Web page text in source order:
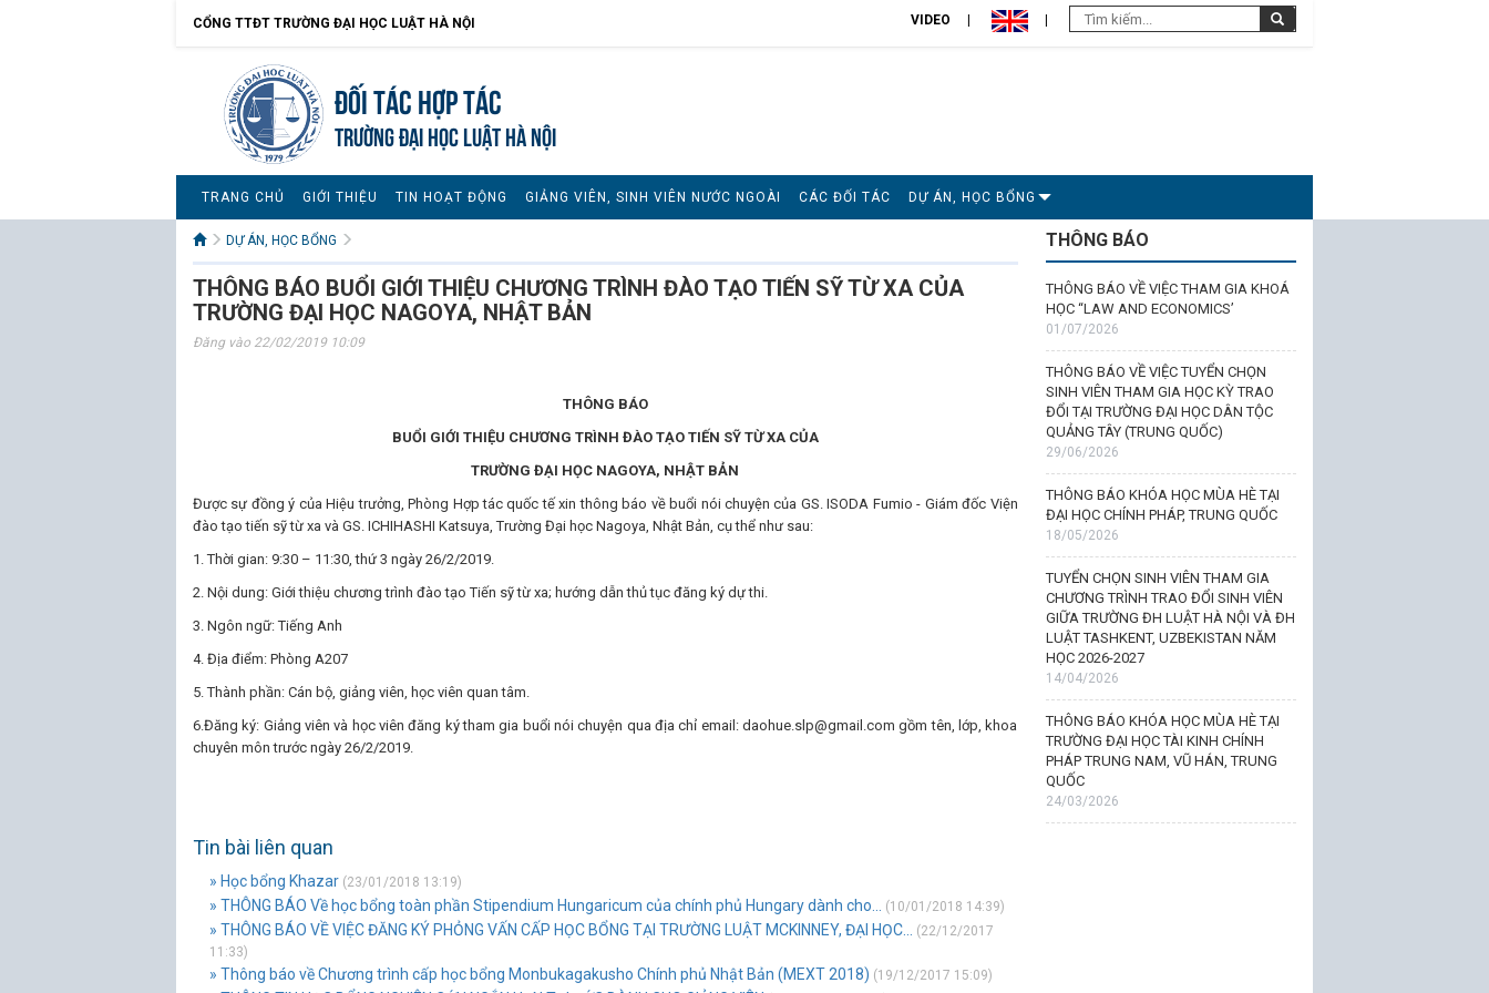
CỔNG TTĐT TRƯỜNG ĐẠI HỌC LUẬT HÀ NỘI VIDEO
Đối tác hợp tác
TRƯỜNG ĐẠI HỌC LUẬT HÀ NỘI
TRANG CHỦ GIỚI THIỆU TIN HOẠT ĐỘNG GIẢNG VIÊN, SINH VIÊN NƯỚC NGOÀI CÁC ĐỐI TÁC DỰ ÁN, HỌC BỔNG
DỰ ÁN, HỌC BỔNG
THÔNG BÁO BUỔI GIỚI THIỆU CHƯƠNG TRÌNH ĐÀO TẠO TIẾN SỸ TỪ XA CỦA
TRƯỜNG ĐẠI HỌC NAGOYA, NHẬT BẢN
Đăng vào 22/02/2019 10:09
THÔNG BÁO
BUỔI GIỚI THIỆU CHƯƠNG TRÌNH ĐÀO TẠO TIẾN SỸ TỪ XA CỦA
TRƯỜNG ĐẠI HỌC NAGOYA, NHẬT BẢN
Được sự đồng ý của Hiệu trưởng, Phòng Hợp tác quốc tế xin thông báo về buổi nói chuyện của GS. ISODA Fumio - Giám đốc Viện
đào tạo tiến sỹ từ xa và GS. ICHIHASHI Katsuya, Trường Đại học Nagoya, Nhật Bản, cụ thể như sau:
1. Thời gian: 9:30 – 11:30, thứ 3 ngày 26/2/2019.
2. Nội dung: Giới thiệu chương trình đào tạo Tiến sỹ từ xa; hướng dẫn thủ tục đăng ký dự thi.
3. Ngôn ngữ: Tiếng Anh
4. Địa điểm: Phòng A207
5. Thành phần: Cán bộ, giảng viên, học viên quan tâm.
6.Đăng ký: Giảng viên và học viên đăng ký tham gia buổi nói chuyện qua địa chỉ email: daohue.slp@gmail.com gồm tên, lớp, khoa
chuyên môn trước ngày 26/2/2019.
Tin bài liên quan
» Học bổng Khazar (23/01/2018 13:19)
» THÔNG BÁO Về học bổng toàn phần Stipendium Hungaricum của chính phủ Hungary dành cho... (10/01/2018 14:39)
» THÔNG BÁO VỀ VIỆC ĐĂNG KÝ PHỎNG VẤN CẤP HỌC BỔNG TẠI TRƯỜNG LUẬT MCKINNEY, ĐẠI HỌC...
(22/12/2017
11:33)
» Thông báo về Chương trình cấp học bổng Monbukagakusho Chính phủ Nhật Bản (MEXT 2018) (19/12/2017 15:09)
THÔNG BÁO
THÔNG BÁO VỀ VIỆC THAM GIA KHOÁ
HỌC “LAW AND ECONOMICS’
01/07/2026
THÔNG BÁO VỀ VIỆC TUYỂN CHỌN
SINH VIÊN THAM GIA HỌC KỲ TRAO
ĐỔI TẠI TRƯỜNG ĐẠI HỌC DÂN TỘC
QUẢNG TÂY (TRUNG QUỐC)
29/06/2026
THÔNG BÁO KHÓA HỌC MÙA HÈ TẠI
ĐẠI HỌC CHÍNH PHÁP, TRUNG QUỐC
18/05/2026
TUYỂN CHỌN SINH VIÊN THAM GIA
CHƯƠNG TRÌNH TRAO ĐỔI SINH VIÊN
GIỮA TRƯỜNG ĐH LUẬT HÀ NỘI VÀ ĐH
LUẬT TASHKENT, UZBEKISTAN NĂM
HỌC 2026-2027
14/04/2026
THÔNG BÁO KHÓA HỌC MÙA HÈ TẠI
TRƯỜNG ĐẠI HỌC TÀI KINH CHÍNH
PHÁP TRUNG NAM, VŨ HÁN, TRUNG
QUỐC
24/03/2026